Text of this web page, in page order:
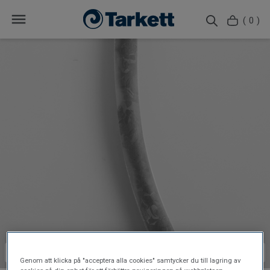
( 0 )
Genom att klicka på "acceptera alla cookies" samtycker du till lagring av